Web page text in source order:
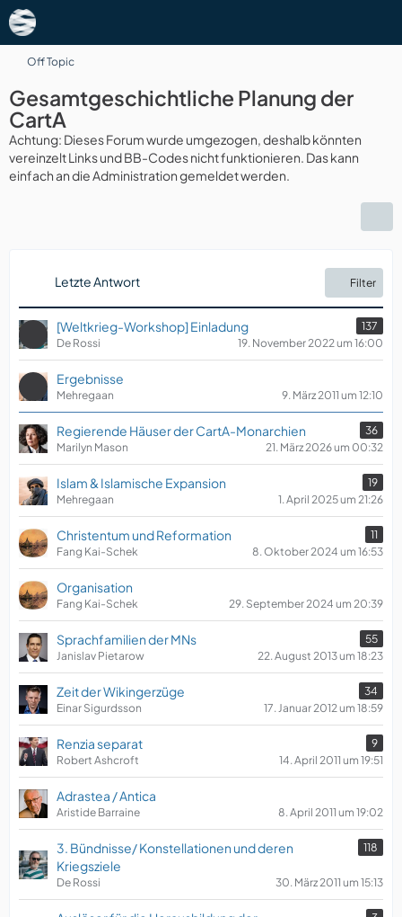
Off Topic
Gesamtgeschichtliche Planung der
CartA
Achtung: Dieses Forum wurde umgezogen, deshalb könnten
vereinzelt Links und BB-Codes nicht funktionieren. Das kann
einfach an die Administration gemeldet werden.
Letzte Antwort Filter
[Weltkrieg-Workshop] Einladung
137
De Rossi
19. November 2022 um 16:00
Ergebnisse
Mehregaan 9. März 2011 um 12:10
Regierende Häuser der CartA-Monarchien
36
Marilyn Mason
21. März 2026 um 00:32
Islam & Islamische Expansion
19
Mehregaan
1. April 2025 um 21:26
Christentum und Reformation
11
Fang Kai-Schek
8. Oktober 2024 um 16:53
Organisation
Fang Kai-Schek 29. September 2024 um 20:39
Sprachfamilien der MNs
55
Janislav Pietarow
22. August 2013 um 18:23
Zeit der Wikingerzüge
34
Einar Sigurdsson
17. Januar 2012 um 18:59
Renzia separat
9
Robert Ashcroft
14. April 2011 um 19:51
Adrastea / Antica
Aristide Barraine 8. April 2011 um 19:02
3. Bündnisse/ Konstellationen und deren
Kriegsziele
118
De Rossi 30. März 2011 um 15:13